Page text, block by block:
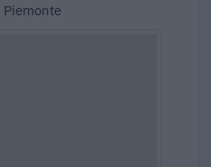
Piemonte